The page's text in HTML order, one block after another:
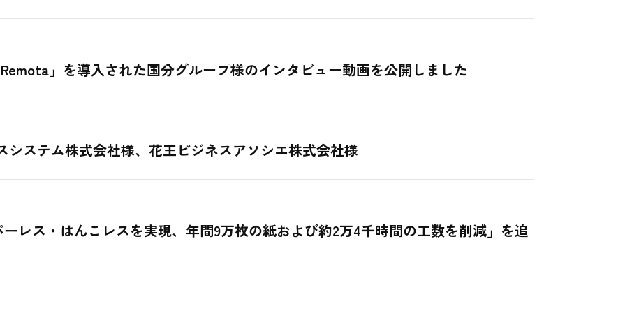
」を導入された国分グループ様のインタビュー動画を公開しました
システム株式会社様、花王ビジネスアソシエ株式会社様
レス・はんこレスを実現、年間9万枚の紙および約2万4千時間の工数を削減」を追